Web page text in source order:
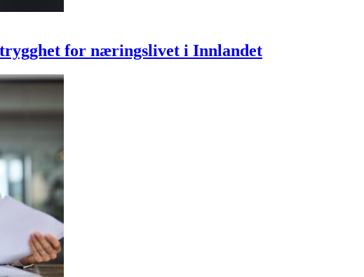
for næringslivet i Innlandet